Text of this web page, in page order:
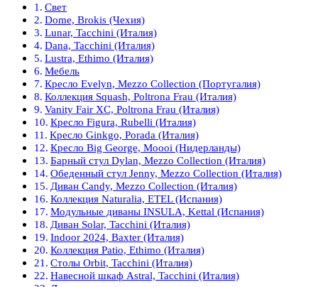
Свет
Dome, Brokis (Чехия)
Lunar, Tacchini (Италия)
Dana, Tacchini (Италия)
Lustra, Ethimo (Италия)
Мебель
Кресло Evelyn, Mezzo Collection (Португалия)
Коллекция Squash, Poltrona Frau (Италия)
Vanity Fair XC, Poltrona Frau (Италия)
Кресло Figura, Rubelli (Италия)
Кресло Ginkgo, Porada (Италия)
Кресло Big George, Moooi (Нидерланды)
Барный стул Dylan, Mezzo Collection (Италия)
Обеденный стул Jenny, Mezzo Collection (Италия)
Диван Candy, Mezzo Collection (Италия)
Коллекция Naturalia, ETEL (Испания)
Модульные диваны INSULA, Kettal (Испания)
Диван Solar, Tacchini (Италия)
Indoor 2024, Baxter (Италия)
Коллекция Patio, Ethimo (Италия)
Столы Orbit, Tacchini (Италия)
Навесной шкаф Astral, Tacchini (Италия)